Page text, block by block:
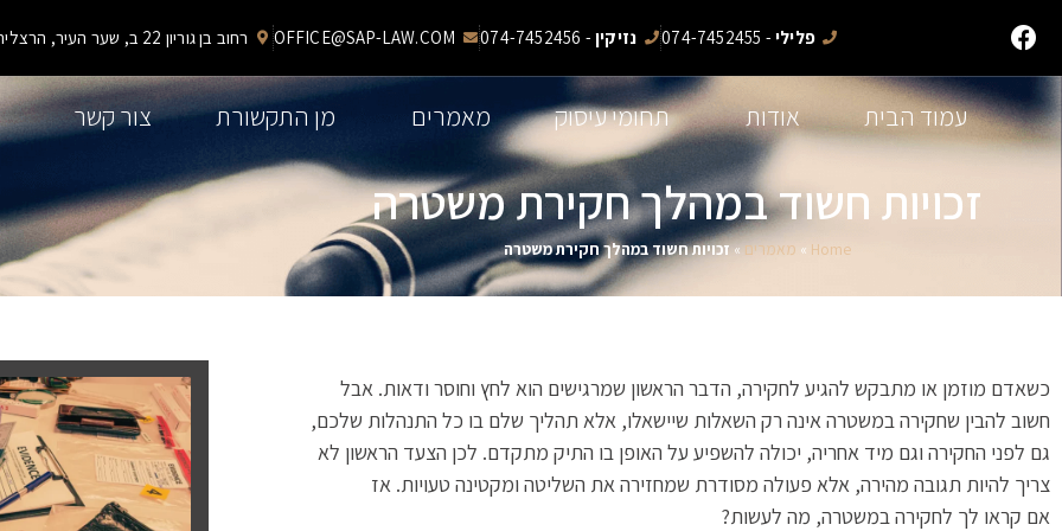
פלילי - 074-7452455 נזיקין - 074-7452456
OFFICE@SAP-LAW.COM רחוב בן גוריון 22 ב, שער העיר, הרצליה
עמוד הבית אודות תחומי עיסוק מאמרים מן התקשורת צור קשר
זכויות חשוד במהלך חקירת משטרה
Home
» מאמרים»זכויות חשוד במהלך חקירת משטרה
כשאדם מוזמן או מתבקש להגיע לחקירה, הדבר הראשון שמרגישים הוא לחץ וחוסר ודאות. אבל
חשוב להבין שחקירה במשטרה אינה רק השאלות שיישאלו, אלא תהליך שלם בו כל התנהלות שלכם,
גם לפני החקירה וגם מיד אחריה, יכולה להשפיע על האופן בו התיק מתקדם. לכן הצעד הראשון לא
צריך להיות תגובה מהירה, אלא פעולה מסודרת שמחזירה את השליטה ומקטינה טעויות. אז
אם קראו לך לחקירה במשטרה, מה לעשות?